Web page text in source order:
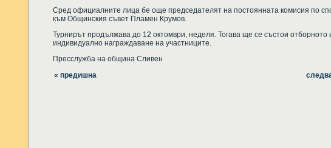
Сред официалните лица бе още председателят на постоянната комисия по
към Общинския съвет Пламен Крумов.
Турнирът продължава до 12 октомври, неделя. Тогава ще се състои отборното
индивидуално награждаване на участниците.
Пресслужба на община Сливен
« предишна